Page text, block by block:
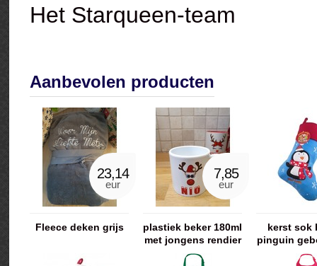
Het Starqueen-team
Aanbevolen producten
23,14
eur
Fleece deken grijs
7,85
eur
plastiek beker 180ml
met jongens rendier
en naam
kerst sok
pinguin
met